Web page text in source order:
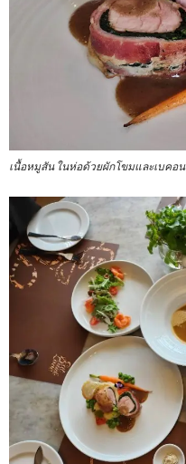
เนื้อหมูสัน ในห่อด้วยผักโขมและเบคอน